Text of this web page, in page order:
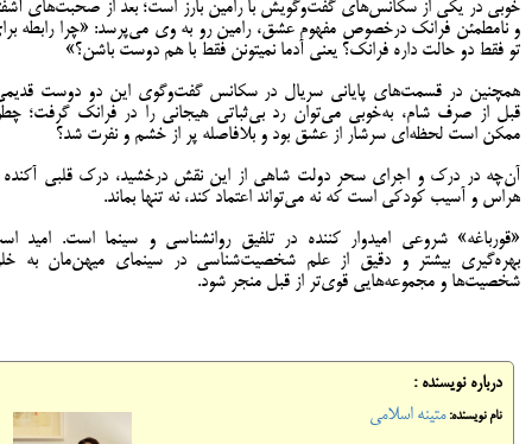
خوبی در یکی از سکانس‌های گفت‌و‌گویش با رامین بارز است؛ بعد از صحبت‌های
و نامطمئن فرانک درخصوص مفهوم عشق، رامین رو به وی می‌پرسد: «چرا رابطه
تو فقط دو حالت داره فرانک؟ یعنی آدما نمیتونن‌ فقط با هم دوست باشن؟»
همچنین در قسمت‌های پایانی سریال در سکانس گفت‌وگوی این دو دوست
قبل از صرف شام، به‌خوبی می‌توان رد بی‌ثباتی هیجانی را در فرانک گرفت؛
ممکن است لحظه‌ای سرشار از عشق بود و بلافاصله پر از خشم و نفرت شد؟
آن‌چه در درک و اجرای سحر دولت شاهی از این نقش درخشید، درک قلبی آکنده
هراس و آسیب کودکی است که نه می‌تواند اعتماد کند، نه تنها بماند.
«قورباغه» شروعی امیدوار کننده در تلفیق روانشناسی و سینما است. امید
بهره‌گیری بیشتر و دقیق از علم شخصیت‌شناسی در سینمای میهن‌مان به
شخصیت‌ها و مجموعه‌هایی قوی‌تر از قبل منجر شود.
درباره نویسنده :
نام نویسنده: متینه اسلامی